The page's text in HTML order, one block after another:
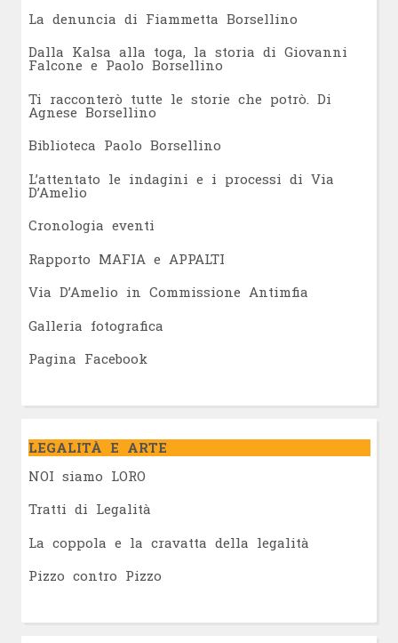
La denuncia di Fiammetta Borsellino
Dalla Kalsa alla toga, la storia di Giovanni
Falcone e Paolo Borsellino
Ti racconterò tutte le storie che potrò. Di
Agnese Borsellino
Biblioteca Paolo Borsellino
L’attentato le indagini e i processi di Via
D’Amelio
Cronologia eventi
Rapporto MAFIA e APPALTI
Via D’Amelio in Commissione Antimfia
Galleria fotografica
Pagina Facebook
LEGALITÀ E ARTE
NOI siamo LORO
Tratti di Legalità
La coppola e la cravatta della legalità
Pizzo contro Pizzo